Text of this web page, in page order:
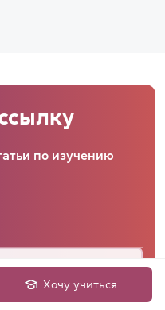
по изучению
Хочу учиться